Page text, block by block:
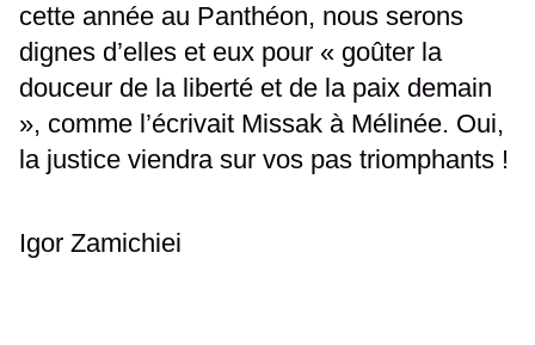
cette année au Panthéon, nous serons
dignes d’elles et eux pour « goûter la
douceur de la liberté et de la paix demain
», comme l’écrivait Missak à Mélinée. Oui,
la justice viendra sur vos pas triomphants !
Igor Zamichiei